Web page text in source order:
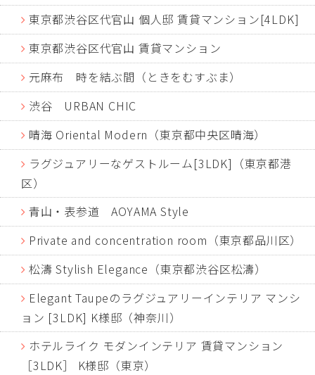
東京都渋谷区代官山 個人邸 賃貸マンション[4LDK]
東京都渋谷区代官山 賃貸マンション
元麻布 時を結ぶ間（ときをむすぶま）
渋谷 URBAN CHIC
晴海 Oriental Modern（東京都中央区晴海）
ラグジュアリーなゲストルーム[3LDK]（東京都港
区）
青山・表参道 AOYAMA Style
Private and concentration room（東京都品川区）
松濤 Stylish Elegance（東京都渋谷区松濤）
Elegant Taupeのラグジュアリーインテリア マンシ
ョン [3LDK] K様邸（神奈川）
ホテルライク モダンインテリア 賃貸マンション
［3LDK］ K様邸（東京）